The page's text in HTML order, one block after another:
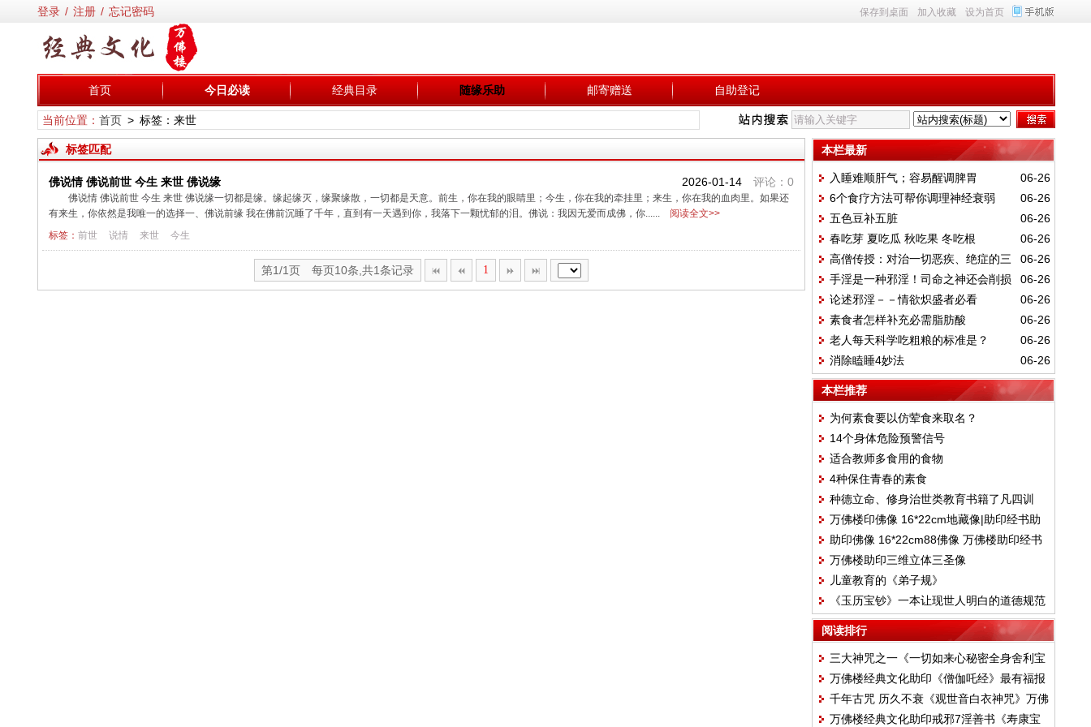
登录 / 注册 / 忘记密码 保存到桌面 加入收藏 设为首页
首页 今日必读 经典目录 随缘乐助 邮寄赠送 自助登记
当前位置： 首页> 标签：来世
标签匹配
2026-01-14评论：0
佛说情 佛说前世 今生 来世 佛说缘
佛说情 佛说前世 今生 来世 佛说缘一切都是缘。缘起缘灭，缘聚缘散，一切都是天意。前生，你在我的眼睛里；今生，你在我的牵挂里；来生，你在我的血肉里。如果还
有来生，你依然是我唯一的选择一、佛说前缘 我在佛前沉睡了千年，直到有一天遇到你，我落下一颗忧郁的泪。佛说：我因无爱而成佛，你......
阅读全文>>
标签： 前世 说情 来世 今生
第1/1页 每页10条,共1条记录 1
本栏最新
06-26
入睡难顺肝气；容易醒调脾胃
06-26
6个食疗方法可帮你调理神经衰弱
06-26
五色豆补五脏
06-26
春吃芽 夏吃瓜 秋吃果 冬吃根
06-26
高僧传授：对治一切恶疾、绝症的三
件法宝
06-26
手淫是一种邪淫！司命之神还会削损
福报
06-26
论述邪淫－－情欲炽盛者必看
06-26
素食者怎样补充必需脂肪酸
06-26
老人每天科学吃粗粮的标准是？
06-26
消除瞌睡4妙法
本栏推荐
为何素食要以仿荤食来取名？
14个身体危险预警信号
适合教师多食用的食物
4种保住青春的素食
种德立命、修身治世类教育书籍了凡四训
万佛楼印佛像 16*22cm地藏像|助印经书助
印
助印佛像 16*22cm88佛像 万佛楼助印经书
万佛楼助印三维立体三圣像
儿童教育的《弟子规》
《玉历宝钞》一本让现世人明白的道德规范
阅读排行
三大神咒之一《一切如来心秘密全身舍利宝
箧印罗尼经 》万佛楼经典文化助印经书
万佛楼经典文化助印《僧伽吒经》最有福报
的经
千年古咒 历久不衰《观世音白衣神咒》万佛
楼经典文化助印经书
万佛楼经典文化助印戒邪7淫善书《寿康宝